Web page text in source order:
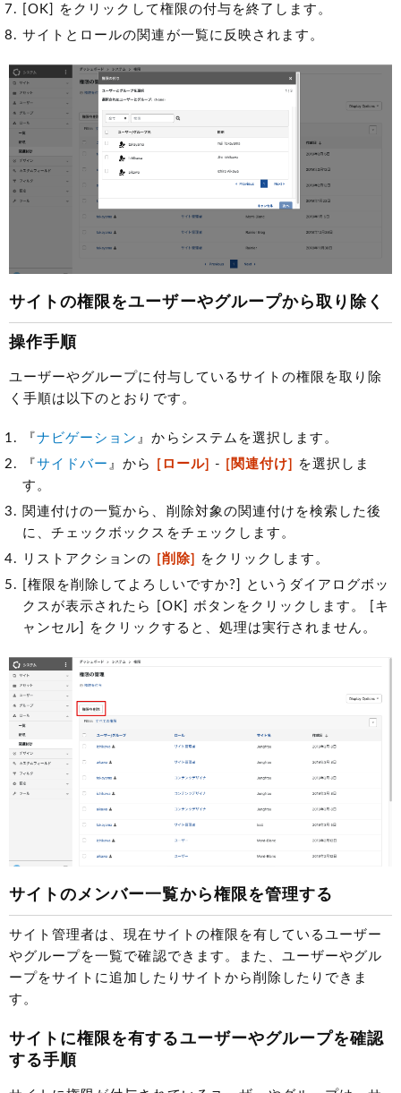
[OK] をクリックして権限の付与を終了します。
サイトとロールの関連が一覧に反映されます。
サイトの権限をユーザーやグループから取り除く
操作手順
ユーザーやグループに付与しているサイトの権限を取り除
く手順は以下のとおりです。
『ナビゲーション 』からシステムを選択します。
『サイドバー 』から [ロール] - [関連付け]
を選択しま
す。
関連付けの一覧から、削除対象の関連付けを検索した後
に、チェックボックスをチェックします。
リストアクションの
[削除]
をクリックします。
[権限を削除してよろしいですか?] というダイアログボッ
クスが表示されたら [OK] ボタンをクリックします。 [キ
ャンセル] をクリックすると、処理は実行されません。
サイトのメンバー一覧から権限を管理する
サイト管理者は、現在サイトの権限を有しているユーザー
やグループを一覧で確認できます。また、ユーザーやグル
ープをサイトに追加したりサイトから削除したりできま
す。
サイトに権限を有するユーザーやグループを確認
する手順